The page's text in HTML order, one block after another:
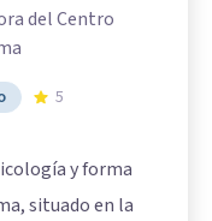
del Centro
5
y forma
situado en la